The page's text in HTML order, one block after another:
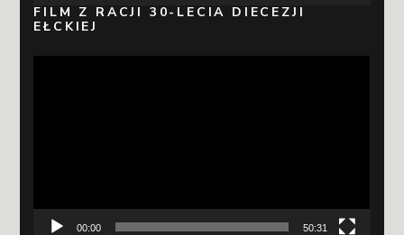
FILM Z RACJI 30-LECIA DIECEZJI
EŁCKIEJ
00:00 50:31